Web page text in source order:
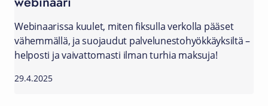
Webinaarissa kuulet, miten fiksulla verkolla pääset
vähemmällä, ja suojaudut palvelunestohyökkäyksiltä –
helposti ja vaivattomasti ilman turhia maksuja!
29.4.2025